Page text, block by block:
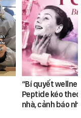
“Bí quyết
Peptide kéo
nhà, cảnh báo